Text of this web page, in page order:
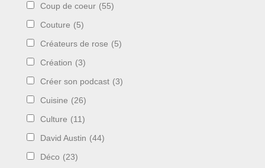
Coup de coeur (55)
Couture (5)
Créateurs de rose (5)
Création (3)
Créer son podcast (3)
Cuisine (26)
Culture (11)
David Austin (44)
Déco (23)